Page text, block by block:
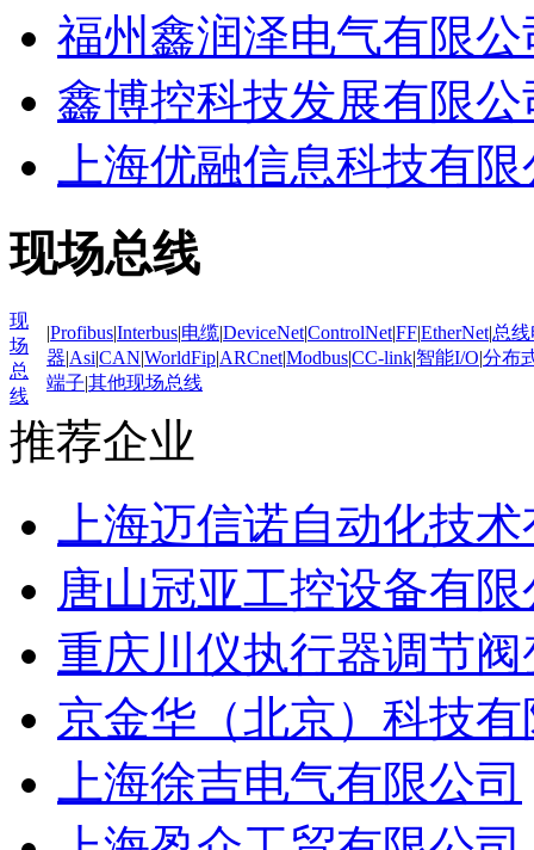
福州鑫润泽电气有限公
鑫博控科技发展有限公
上海优融信息科技有
现场总线
现
场
总
线
|Profibus|Interbus|电缆|DeviceNet|ControlNet|FF|EtherNet|总
器|Asi|CAN|WorldFip|ARCnet|Modbus|CC-link|智能I/O|分布
端子|其他现场总线
推荐企业
上海迈信诺自动化技
唐山冠亚工控设备有
重庆川仪执行器调节
京金华（北京）科技
上海徐吉电气有限公司